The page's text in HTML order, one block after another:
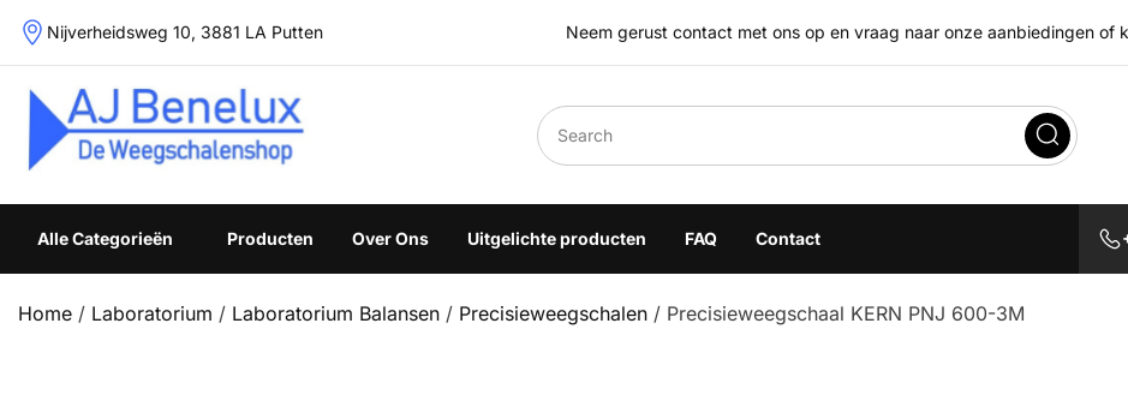
Skip
Nijverheidsweg 10, 3881 LA Putten Neem gerust contact met ons op en vraag naar onze aanbiedingen of
Weegschalenshop | Precisieweegschalen & Industriële Weegoplossingen
Alle Categorieën Producten Over Ons Uitgelichte producten FAQ Contact
Home / Laboratorium / Laboratorium Balansen / Precisieweegschalen / Precisieweegschaal KERN PNJ 600-3M